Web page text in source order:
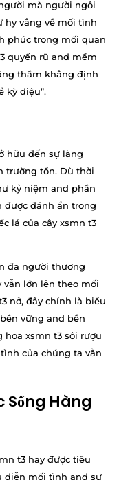
mà người ngôi
hy vẳng về mối tình
phúc trong mối quan
quyến rũ and mềm
thầm khẳng định
kỳ diệu”.
hữu đến sự lãng
trường tồn. Dù thời
kỷ niệm and phần
được đánh ẩn trong
lá của cây xsmn t3
đa người thương
vẫn lớn lên theo mối
nở, đây chính là biểu
vững and bền
xsmn t3 sôi rượu
của chúng ta vẫn
Sống Hàng
t3 hay được tiêu
diễn mối tình and sự